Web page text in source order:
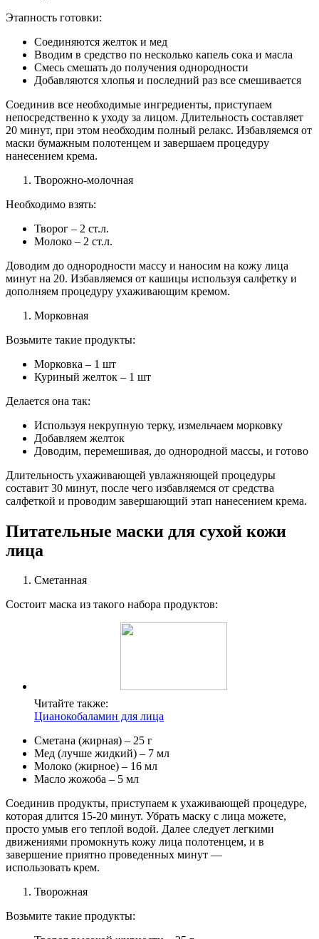
Этапность готовки:
Соединяются желток и мед
Вводим в средство по несколько капель сока и масла
Смесь смешать до получения однородности
Добавляются хлопья и последний раз все смешивается
Соединив все необходимые ингредиенты, приступаем
непосредственно к уходу за лицом. Длительность составляет
20 минут, при этом необходим полный релакс. Избавляемся от
маски бумажным полотенцем и завершаем процедуру
нанесением крема.
Творожно-молочная
Необходимо взять:
Творог – 2 ст.л.
Молоко – 2 ст.л.
Доводим до однородности массу и наносим на кожу лица
минут на 20. Избавляемся от кашицы используя салфетку и
дополняем процедуру ухаживающим кремом.
Морковная
Возьмите такие продукты:
Морковка – 1 шт
Куриный желток – 1 шт
Делается она так:
Используя некрупную терку, измельчаем морковку
Добавляем желток
Доводим, перемешивая, до однородной массы, и готово
Длительность ухаживающей увлажняющей процедуры
составит 30 минут, после чего избавляемся от средства
салфеткой и проводим завершающий этап нанесением крема.
Питательные маски для сухой кожи
лица
Сметанная
Состоит маска из такого набора продуктов:
Читайте также:
Цианокобаламин для лица
Сметана (жирная) – 25 г
Мед (лучше жидкий) – 7 мл
Молоко (жирное) – 16 мл
Масло жожоба – 5 мл
Соединив продукты, приступаем к ухаживающей процедуре,
которая длится 15-20 минут. Убрать маску с лица можете,
просто умыв его теплой водой. Далее следует легкими
движениями промокнуть кожу лица полотенцем, и в
завершение приятно проведенных минут —
использовать крем.
Творожная
Возьмите такие продукты: